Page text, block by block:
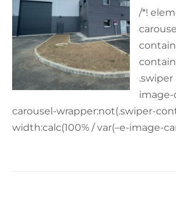
/*!
image-
carousel-wrapper:not(.swiper-
width:calc(100% / var(–e-image-